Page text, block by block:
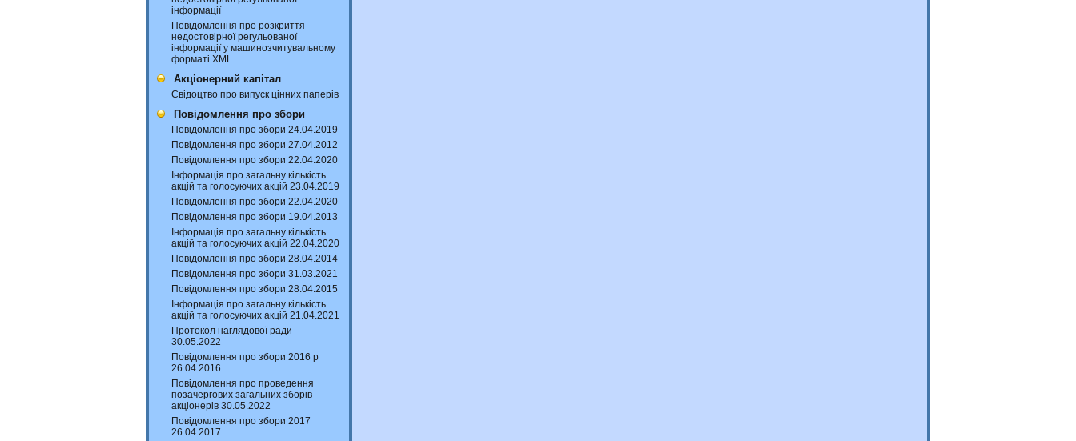
інформації
Повідомлення про розкриття
недостовірної регульованої
інформації у машинозчитувальному
форматі XML
Акціонерний капітал
Свідоцтво про випуск цінних паперів
Повідомлення про збори
Повідомлення про збори 24.04.2019
Повідомлення про збори 27.04.2012
Повідомлення про збори 22.04.2020
Інформація про загальну кількість
акцій та голосуючих акцій 23.04.2019
Повідомлення про збори 22.04.2020
Повідомлення про збори 19.04.2013
Інформація про загальну кількість
акцій та голосуючих акцій 22.04.2020
Повідомлення про збори 28.04.2014
Повідомлення про збори 31.03.2021
Повідомлення про збори 28.04.2015
Інформація про загальну кількість
акцій та голосуючих акцій 21.04.2021
Протокол наглядової ради
30.05.2022
Повідомлення про збори 2016 р
26.04.2016
Повідомлення про проведення
позачергових загальних зборів
акціонерів 30.05.2022
Повідомлення про збори 2017
26.04.2017